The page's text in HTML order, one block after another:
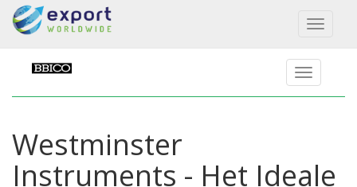
Toggle
Westminster
Instruments - Het Ideale